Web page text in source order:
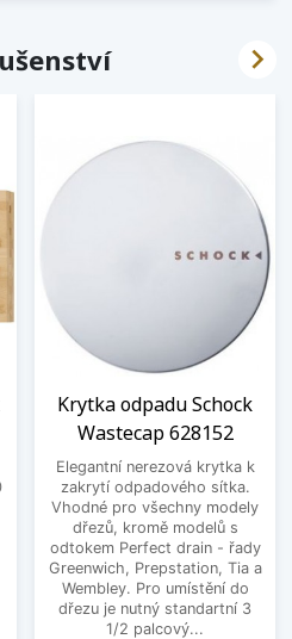
Krytka odpadu Schock
Wastecap 628152
Elegantní nerezová krytka k
zakrytí odpadového sítka.
Vhodné pro všechny modely
dřezů, kromě modelů s
odtokem Perfect drain - řady
Greenwich, Prepstation, Tia a
Wembley. Pro umístění do
dřezu je nutný standartní 3
1/2 palcový...
